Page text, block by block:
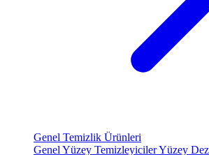
Genel Temizlik Ürünleri
Genel Yüzey TemizleyicilerYüzey